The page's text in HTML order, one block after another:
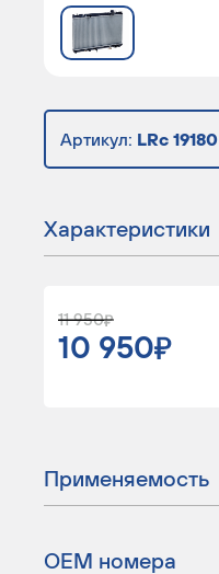
Артикул: LRc 19180
Характеристики
11 950
10 950
Применяемость
ОЕМ номера